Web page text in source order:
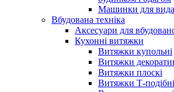
Машинки для
Вбудована техніка
Аксесуари для
Кухонні витяжки
Витяжки купольні
Витяжки
Витяжки плоскі
Витяжки Т-подібні